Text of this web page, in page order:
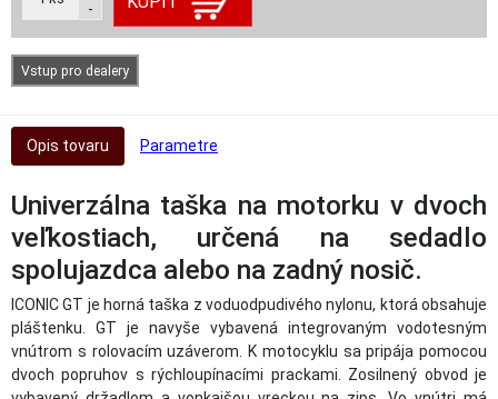
-
Vstup pro dealery
Opis tovaru Parametre
Univerzálna taška na motorku v dvoch
veľkostiach, určená na sedadlo
spolujazdca alebo na zadný nosič.
ICONIC GT je horná taška z voduodpudivého nylonu, ktorá obsahuje
pláštenku. GT je navyše vybavená integrovaným vodotesným
vnútrom s rolovacím uzáverom. K motocyklu sa pripája pomocou
dvoch popruhov s rýchloupínacími prackami. Zosilnený obvod je